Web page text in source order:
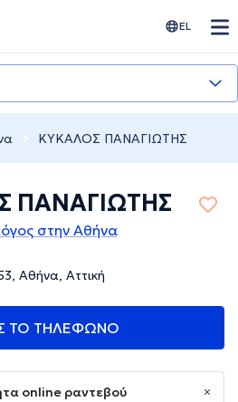
EL
ΚΥΚΑΛΟΣ ΠΑΝΑΓΙΩΤΗΣ
ΠΑΝΑΓΙΩΤΗΣ
στην Αθήνα
Αθήνα, Αττική
ΤΟ ΤΗΛΕΦΩΝΟ
online ραντεβού